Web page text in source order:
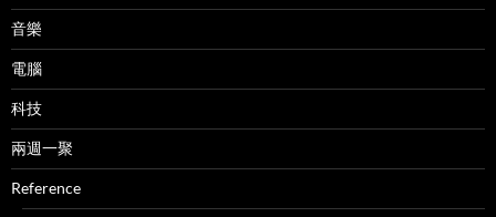
音樂
電腦
科技
兩週一聚
Reference